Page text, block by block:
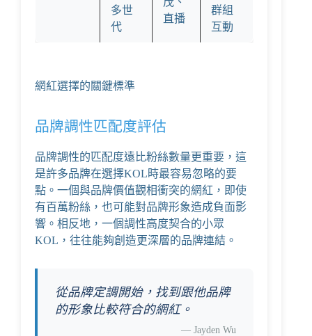
多世
代
直播
群組
互動
網紅選擇的關鍵標準
品牌調性匹配度評估
品牌調性的匹配度遠比粉絲數量更重要，這
是許多品牌在選擇KOL時最容易忽略的要
點。一個與品牌價值觀相衝突的網紅，即使
有百萬粉絲，也可能對品牌形象造成負面影
響。相反地，一個調性高度契合的小眾
KOL，往往能夠創造更深層的品牌連結。
從品牌定調開始，找到跟他品牌
的形象比較符合的網紅。
—Jayden Wu